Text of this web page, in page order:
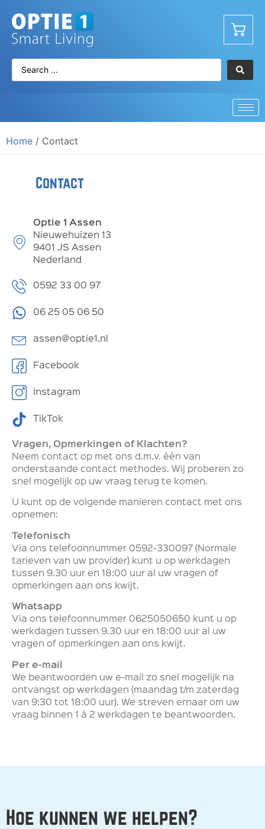
Home / Contact
Contact
Optie 1 Assen
Nieuwehuizen 13
9401 JS Assen
Nederland
0592 33 00 97
06 25 05 06 50
assen@optie1.nl
Facebook
Instagram
TikTok
Vragen, Opmerkingen of Klachten?
Neem contact op met ons d.m.v. één van
onderstaande contact methodes. Wij proberen zo
snel mogelijk op uw vraag terug te komen.
U kunt op de volgende manieren contact met ons
opnemen:
Telefonisch
Via ons telefoonnummer 0592-330097 (Normale
tarieven van uw provider) kunt u op werkdagen
tussen 9.30 uur en 18:00 uur al uw vragen of
opmerkingen aan ons kwijt.
Whatsapp
Via ons telefoonnummer 0625050650 kunt u op
werkdagen tussen 9.30 uur en 18:00 uur al uw
vragen of opmerkingen aan ons kwijt.
Per e-mail
We beantwoorden uw e-mail zo snel mogelijk na
ontvangst op werkdagen (maandag t/m zaterdag
van 9:30 tot 18:00 uur). We streven ernaar om uw
vraag binnen 1 á 2 werkdagen te beantwoorden.
Hoe kunnen we helpen?